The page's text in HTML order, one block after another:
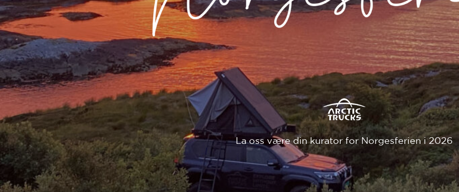
La oss være din kurator for Norgesferien i 2026